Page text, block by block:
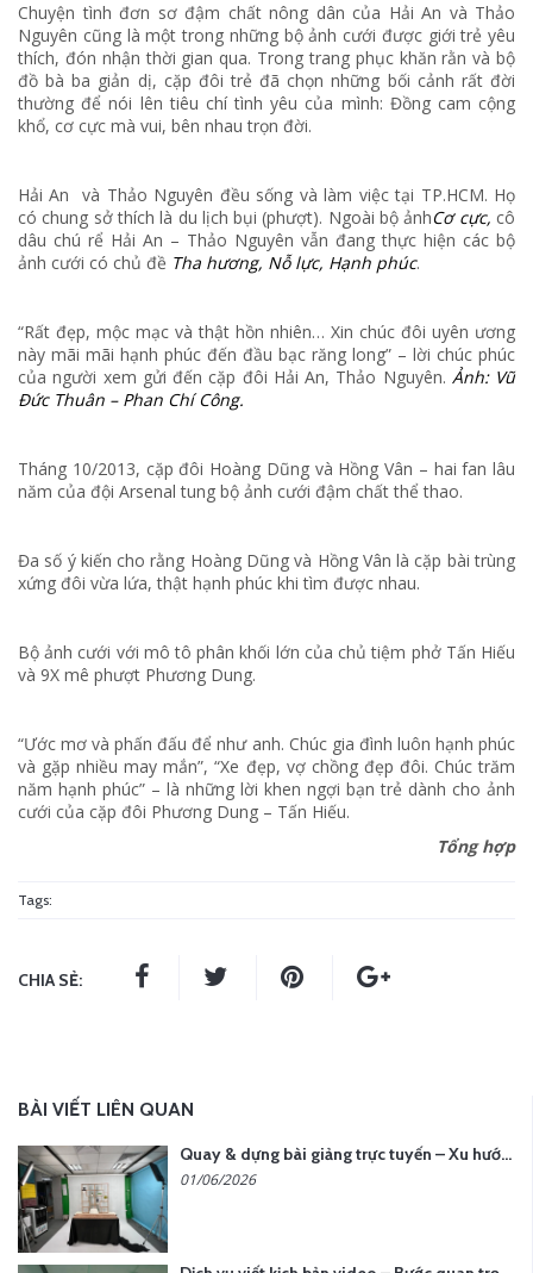
Chuyện tình đơn sơ đậm chất nông dân của Hải An và Thảo
Nguyên cũng là một trong những bộ ảnh cưới được giới trẻ yêu
thích, đón nhận thời gian qua. Trong trang phục khăn rằn và bộ
đồ bà ba giản dị, cặp đôi trẻ đã chọn những bối cảnh rất đời
thường để nói lên tiêu chí tình yêu của mình: Đồng cam cộng
khổ, cơ cực mà vui, bên nhau trọn đời.
Hải An và Thảo Nguyên đều sống và làm việc tại TP.HCM. Họ
có chung sở thích là du lịch bụi (phượt). Ngoài bộ ảnhCơ cực, cô
dâu chú rể Hải An – Thảo Nguyên vẫn đang thực hiện các bộ
ảnh cưới có chủ đề Tha hương, Nỗ lực, Hạnh phúc.
“Rất đẹp, mộc mạc và thật hồn nhiên… Xin chúc đôi uyên ương
này mãi mãi hạnh phúc đến đầu bạc răng long” – lời chúc phúc
của người xem gửi đến cặp đôi Hải An, Thảo Nguyên. Ảnh: Vũ
Đức Thuân – Phan Chí Công.
Tháng 10/2013, cặp đôi Hoàng Dũng và Hồng Vân – hai fan lâu
năm của đội Arsenal tung bộ ảnh cưới đậm chất thể thao.
Đa số ý kiến cho rằng Hoàng Dũng và Hồng Vân là cặp bài trùng
xứng đôi vừa lứa, thật hạnh phúc khi tìm được nhau.
Bộ ảnh cưới với mô tô phân khối lớn của chủ tiệm phở Tấn Hiếu
và 9X mê phượt Phương Dung.
“Ước mơ và phấn đấu để như anh. Chúc gia đình luôn hạnh phúc
và gặp nhiều may mắn”, “Xe đẹp, vợ chồng đẹp đôi. Chúc trăm
năm hạnh phúc” – là những lời khen ngợi bạn trẻ dành cho ảnh
cưới của cặp đôi Phương Dung – Tấn Hiếu.
Tổng hợp
Tags:
CHIA SẺ:
BÀI VIẾT LIÊN QUAN
Quay & dựng bài giảng trực tuyến – Xu hướng đào tạo thời đại số
01/06/2026